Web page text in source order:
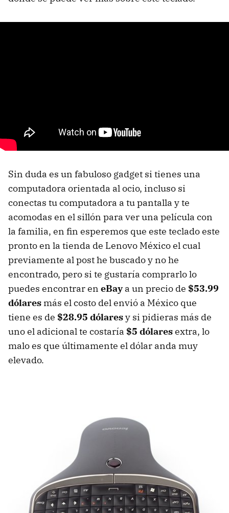
Sin duda es un fabuloso gadget si tienes una
computadora orientada al ocio, incluso si
conectas tu computadora a tu pantalla y te
acomodas en el sillón para ver una película con
la familia, en fin esperemos que este teclado este
pronto en la tienda de Lenovo México el cual
previamente al post he buscado y no he
encontrado, pero si te gustaría comprarlo lo
puedes encontrar en eBaya un precio de $53.99
dólares más el costo del envió a México que
tiene es de $28.95 dólaresy si pidieras más de
uno el adicional te costaría $5 dólaresextra, lo
malo es que últimamente el dólar anda muy
elevado.